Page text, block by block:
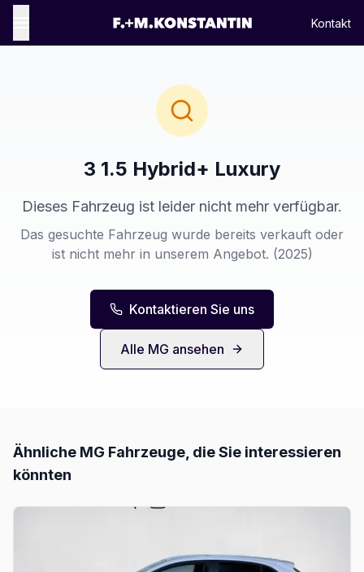
Kontakt
3 1.5 Hybrid+ Luxury
Dieses Fahrzeug ist leider nicht mehr verfügbar.
Das gesuchte Fahrzeug wurde bereits verkauft oder
ist nicht mehr in unserem Angebot. (2025)
Kontaktieren Sie uns
Alle MG ansehen
Ähnliche MG Fahrzeuge, die Sie interessieren
könnten